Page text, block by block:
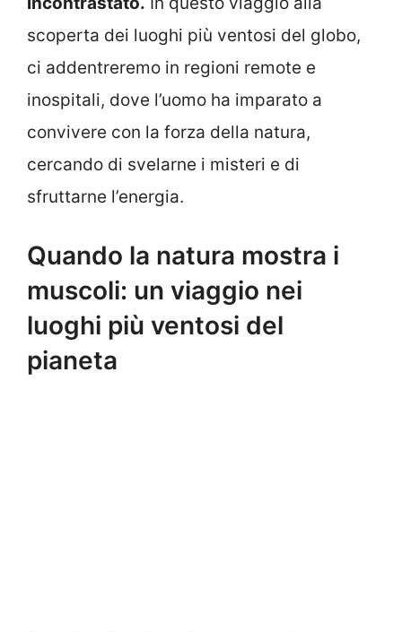
scoperta dei luoghi più ventosi del globo,
ci addentreremo in regioni remote e
inospitali, dove l’uomo ha imparato a
convivere con la forza della natura,
cercando di svelarne i misteri e di
sfruttarne l’energia.
Quando la natura mostra i
muscoli: un viaggio nei
luoghi più ventosi del
pianeta